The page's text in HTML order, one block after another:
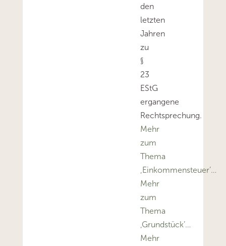
den
letzten
Jahren
zu
§
23
EStG
ergangene
Rechtsprechung.
Mehr
zum
Thema
‚Einkommensteuer’…
Mehr
zum
Thema
‚Grundstück’…
Mehr